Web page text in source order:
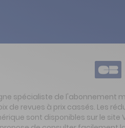
spécialiste de l'abonnement
de revues à prix cassés. Les
sont disponibles sur le